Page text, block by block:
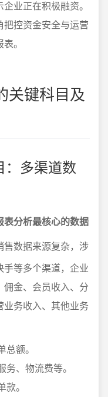
业正在积极融资。
控资金安全与运营
。
关键科目及
：多渠道数
表分析最核心的数据
售数据来源复杂，涉
等多个渠道，企业
金、会员收入、分
务收入、其他业务
额。
、物流费等。
。